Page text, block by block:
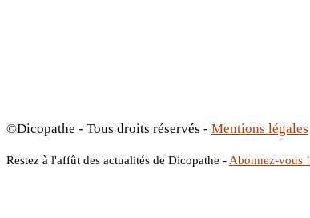
©Dicopathe - Tous droits réservés - Mentions légales
Restez à l'affût des actualités de Dicopathe - Abonnez-vous !